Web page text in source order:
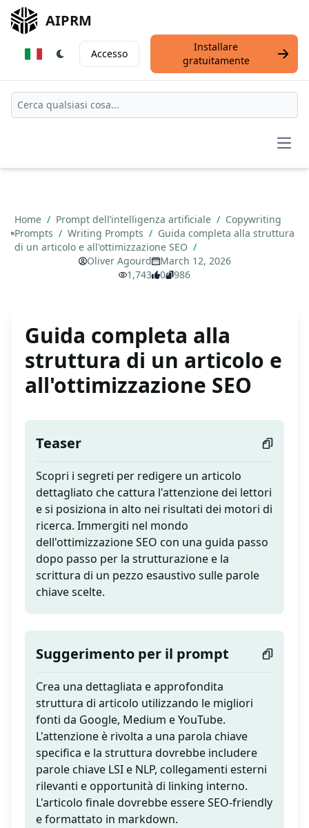
AIPRM
Accesso
Installare
gratuitamente
Home / Prompt dell’intelligenza artificiale / Copywriting
Prompts / Writing Prompts / Guida completa alla struttura
di un articolo e all'ottimizzazione SEO /
Oliver Agourd
March 12, 2026
1,743
0 986
Guida completa alla
struttura di un articolo e
all'ottimizzazione SEO
Teaser
Scopri i segreti per redigere un articolo
dettagliato che cattura l'attenzione dei lettori
e si posiziona in alto nei risultati dei motori di
ricerca. Immergiti nel mondo
dell'ottimizzazione SEO con una guida passo
dopo passo per la strutturazione e la
scrittura di un pezzo esaustivo sulle parole
chiave scelte.
Suggerimento per il prompt
Crea una dettagliata e approfondita
struttura di articolo utilizzando le migliori
fonti da Google, Medium e YouTube.
L'attenzione è rivolta a una parola chiave
specifica e la struttura dovrebbe includere
parole chiave LSI e NLP, collegamenti esterni
rilevanti e opportunità di linking interno.
L'articolo finale dovrebbe essere SEO-friendly
e formattato in markdown.